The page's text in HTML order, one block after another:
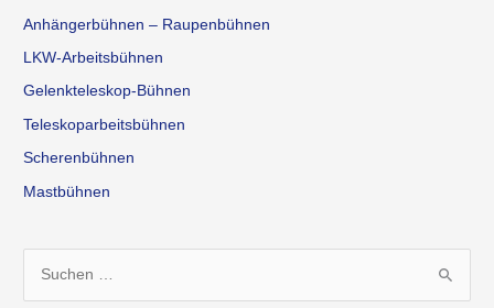
Anhängerbühnen – Raupenbühnen
LKW-Arbeitsbühnen
Gelenkteleskop-Bühnen
Teleskoparbeitsbühnen
Scherenbühnen
Mastbühnen